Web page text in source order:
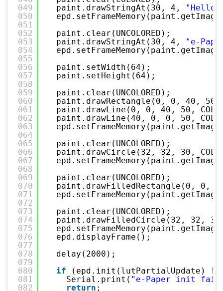
049
050
051
052
053
054
055
056
057
058
059
060
061
062
063
064
065
066
067
068
069
070
071
072
073
074
075
076
077
078
079
080
081
082
paint.drawStringAt(30, 4,
"Hello
paint.clear(UNCOLORED);
paint.drawStringAt(30, 4,
"e-
paint.setWidth(64);
paint.setHeight(64);
paint.clear(UNCOLORED);
paint.drawRectangle(0, 0, 40, 50,
paint.drawLine(0, 0, 40, 50,
paint.drawLine(40, 0, 0, 50,
paint.clear(UNCOLORED);
paint.drawCircle(32, 32, 30,
paint.clear(UNCOLORED);
paint.drawFilledRectangle(0, 0,
paint.clear(UNCOLORED);
paint.drawFilledCircle(32, 32, 30,
epd.displayFrame();
delay(2000);
if
(epd.init(lutPartialUpdate)
Serial.print( "e-Paper init
return ;